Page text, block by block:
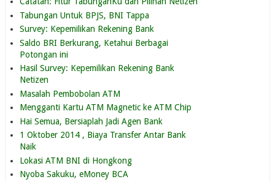
Tabungan Untuk BPJS, BNI Tappa
Survey: Kepemilikan Rekening Bank
Saldo BRI Berkurang, Ketahui Berbagai
Potongan ini
Hasil Survey: Kepemilikan Rekening Bank
Netizen
Masalah Pembobolan ATM
Mengganti Kartu ATM Magnetic ke ATM Chip
Hai Semua, Bersiaplah Jadi Agen Bank
1 Oktober 2014 , Biaya Transfer Antar Bank
Naik
Lokasi ATM BNI di Hongkong
Nyoba Sakuku, eMoney BCA